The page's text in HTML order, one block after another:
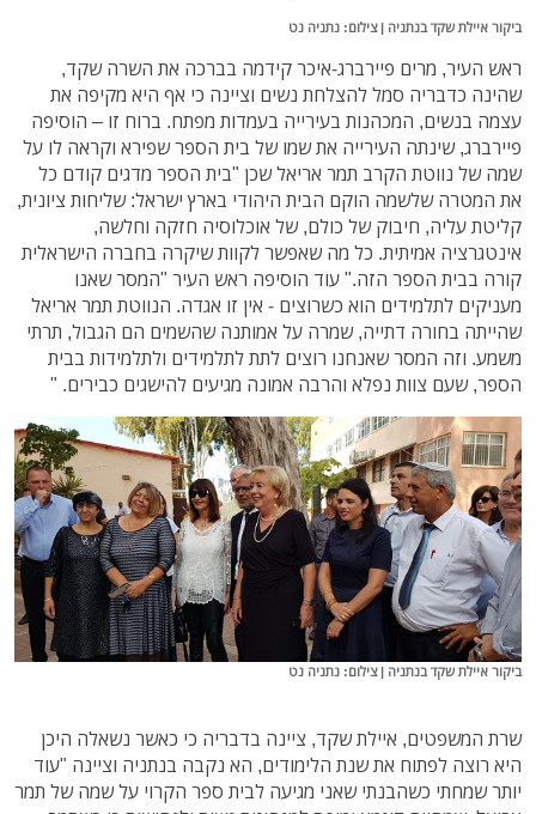
ביקור איילת שקד בנתניה | צילום: נתניה נט
ראש העיר, מרים פיירברג-איכר קידמה בברכה את השרה שקד,
שהינה כדבריה סמל להצלחת נשים וציינה כי אף היא מקיפה את
עצמה בנשים, המכהנות בעירייה בעמדות מפתח. ברוח זו – הוסיפה
פיירברג, שינתה העירייה את שמו של בית הספר שפירא וקראה לו על
שמה של נווטת הקרב תמר אריאל שכן "בית הספר מדגים קודם כל
את המטרה שלשמה הוקם הבית היהודי בארץ ישראל: שליחות ציונית,
קליטת עליה, חיבוק של כולם, של אוכלוסיה חזקה וחלשה,
אינטגרציה אמיתית. כל מה שאפשר לקוות שיקרה בחברה הישראלית
קורה בבית הספר הזה." עוד הוסיפה ראש העיר "המסר שאנו
מעניקים לתלמידים הוא כשרוצים - אין זו אגדה. הנווטת תמר אריאל
שהייתה בחורה דתייה, שמרה על אמותנה שהשמים הם הגבול, תרתי
משמע. וזה המסר שאנחנו רוצים לתת לתלמידים ולתלמידות בבית
הספר, שעם צוות נפלא והרבה אמונה מגיעים להישגים כבירים. "
ביקור איילת שקד בנתניה | צילום: נתניה נט
שרת המשפטים, איילת שקד, ציינה בדבריה כי כאשר נשאלה היכן
היא רוצה לפתוח את שנת הלימודים, הא נקבה בנתניה וציינה "עוד
יותר שמחתי כשהבנתי שאני מגיעה לבית ספר הקרוי על שמה של תמר